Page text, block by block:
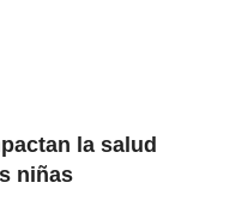
la salud
niñas